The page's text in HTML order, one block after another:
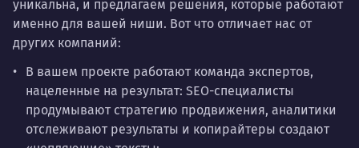
уникальна, и предлагаем решения, которые работают
именно для вашей ниши. Вот что отличает нас от
других компаний:
В вашем проекте работают команда экспертов,
нацеленные на результат: SEO-специалисты
продумывают стратегию продвижения, аналитики
отслеживают результаты и копирайтеры создают